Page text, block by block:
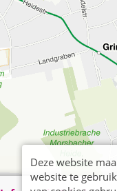
Deze website
website te